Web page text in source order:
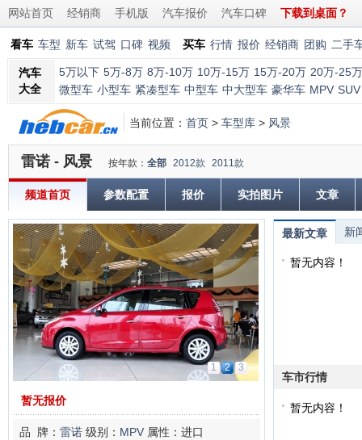
网站首页 经销商 手机版 汽车报价 汽车口碑 下载到桌面？
看车 车型 新车 试驾 口碑 视频 买车 行情 报价 经销商 团购 二手
汽车
大全
5万以下 5万-8万 8万-10万 10万-15万 15万-20万 20万-25万
微型车 小型车 紧凑型车 中型车 中大型车 豪华车 MPV SUV
当前位置： 首页 > 车型库 > 风景
雷诺 - 风景 按年款： 全部 2012款 2011款
频道首页 参数配置 报价 实拍图片 文章
1 2 3
暂无报价
品 牌： 雷诺 级别： MPV 属性：进口
最新文章 新
暂无内容！
车市行情
暂无内容！